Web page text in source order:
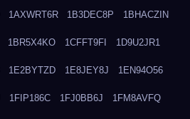
1AXWRT6R 1B3DEC8P 1BHACZIN
1BR5X4KO 1CFFT9FI 1D9U2JR1
1E2BYTZD 1E8JEY8J 1EN94O56
1FIP186C 1FJ0BB6J 1FM8AVFQ